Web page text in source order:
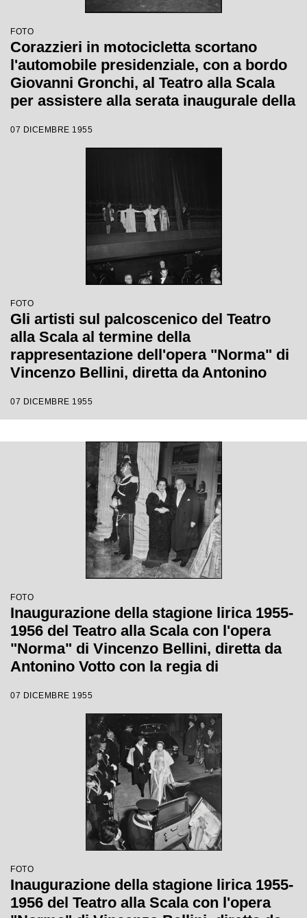
FOTO
Corazzieri in motocicletta scortano
l'automobile presidenziale, con a bordo
Giovanni Gronchi, al Teatro alla Scala
per assistere alla serata inaugurale della
"Norma" di Vincenzo Bellini, diretta da
Antonino Votto, con la regia di
07 DICEMBRE 1955
FOTO
Gli artisti sul palcoscenico del Teatro
alla Scala al termine della
rappresentazione dell'opera "Norma" di
Vincenzo Bellini, diretta da Antonino
Wallmann, che inaugura la stagione
07 DICEMBRE 1955
FOTO
Inaugurazione della stagione lirica 1955-
1956 del Teatro alla Scala con l'opera
"Norma" di Vincenzo Bellini, diretta da
Antonino Votto con la regia di
07 DICEMBRE 1955
FOTO
Inaugurazione della stagione lirica 1955-
1956 del Teatro alla Scala con l'opera